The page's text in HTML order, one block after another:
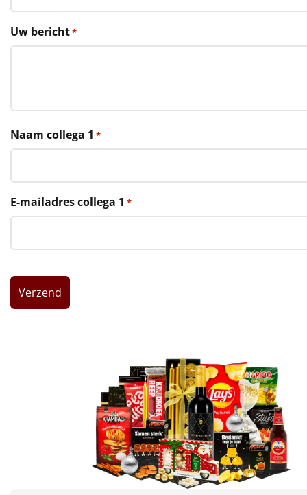
Thema
Rituals
Luxe
Mannen
Vrouwen
Duurzaam
Leuke
Goedkope
Uw bericht*
Naam collega 1 *
E-mailadres collega 1 *